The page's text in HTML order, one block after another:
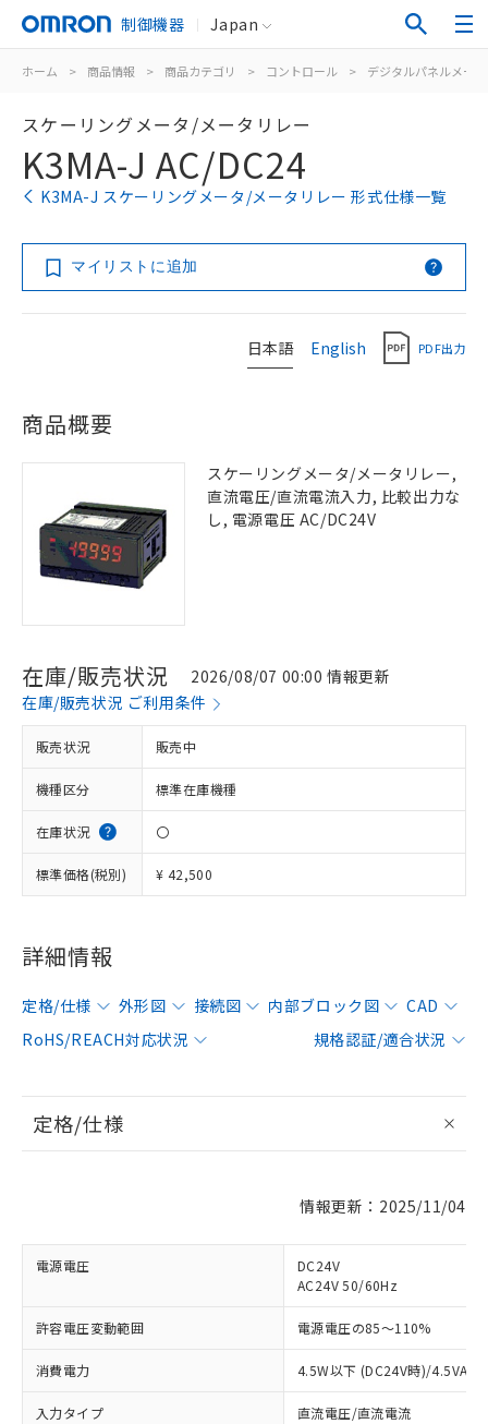
制御機器 Japan
ホーム > 商品情報 > 商品カテゴリ > コントロール > デジタルパネルメータ
スケーリングメータ/メータリレー
K3MA-J AC/DC24
K3MA-J スケーリングメータ/メータリレー 形式仕様一覧
マイリストに追加
日本語 English PDF出力
商品概要
スケーリングメータ/メータリレー,
直流電圧/直流電流入力, 比較出力な
し, 電源電圧 AC/DC24V
在庫/販売状況
2026/08/07 00:00 情報更新
在庫/販売状況 ご利用条件
販売状況 販売中
機種区分 標準在庫機種
在庫状況 〇
標準価格(税別) ¥ 42,500
詳細情報
定格/仕様 外形図 接続図 内部ブロック図
CAD
RoHS/REACH対応状況
規格認証/適合状況
定格/仕様
情報更新：2025/11/04
電源電圧
DC24V
AC24V 50/60Hz
許容電圧変動範囲 電源電圧の85～110%
消費電力 4.5W以下 (DC24V時)/4.5VA以
入力タイプ 直流電圧/直流電流